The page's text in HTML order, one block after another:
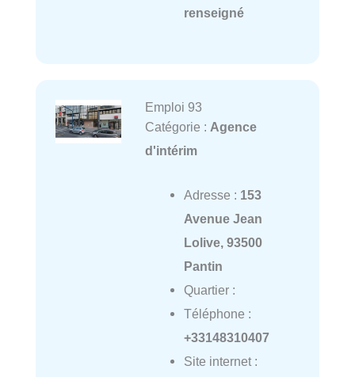
renseigné
Emploi 93
Catégorie : Agence
d'intérim
Adresse : 153
Avenue Jean
Lolive, 93500
Pantin
Quartier :
Téléphone :
+33148310407
Site internet :